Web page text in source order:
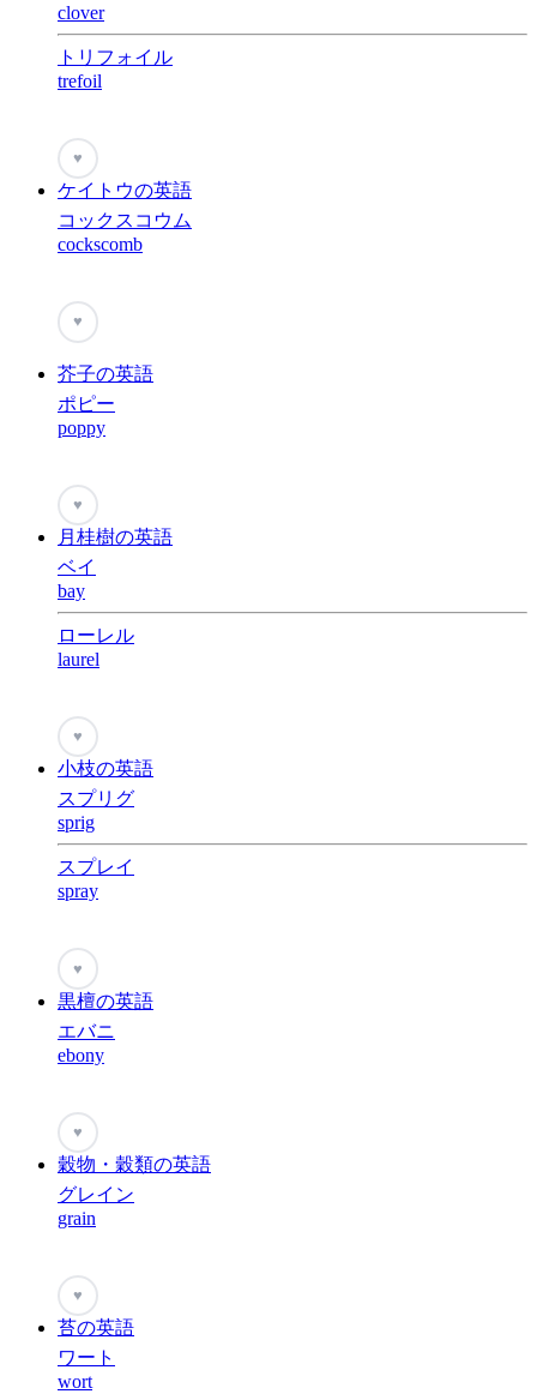
clover
トリフォイル
trefoil
♥
ケイトウの英語
コックスコウム
cockscomb
♥
芥子の英語
ポピー
poppy
♥
月桂樹の英語
ベイ
bay
ローレル
laurel
♥
小枝の英語
スプリグ
sprig
スプレイ
spray
♥
黒檀の英語
エバニ
ebony
♥
穀物・穀類の英語
グレイン
grain
♥
苔の英語
ワート
wort